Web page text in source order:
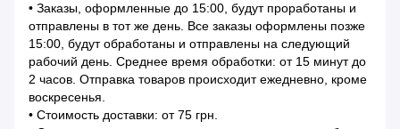
• Заказы, оформленные до 15:00, будут проработаны и
отправлены в тот же день. Все заказы оформлены позже
15:00, будут обработаны и отправлены на следующий
рабочий день. Среднее время обработки: от 15 минут до
2 часов. Отправка товаров происходит ежедневно, кроме
воскресенья.
• Стоимость доставки: от 75 грн.